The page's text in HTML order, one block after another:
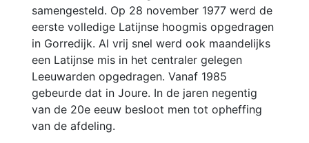
samengesteld. Op 28 november 1977 werd de
eerste volledige Latijnse hoogmis opgedragen
in Gorredijk. Al vrij snel werd ook maandelijks
een Latijnse mis in het centraler gelegen
Leeuwarden opgedragen. Vanaf 1985
gebeurde dat in Joure. In de jaren negentig
van de 20e eeuw besloot men tot opheffing
van de afdeling.